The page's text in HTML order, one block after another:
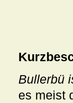
Bullerbü
es meist